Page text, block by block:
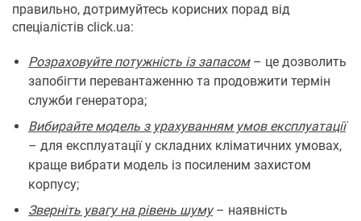
правильно, дотримуйтесь корисних порад від
спеціалістів click.ua:
Розраховуйте потужність із запасом– це дозволить
запобігти перевантаженню та продовжити термін
служби генератора;
Вибирайте модель з урахуванням умов експлуатації
– для експлуатації у складних кліматичних умовах,
краще вибрати модель із посиленим захистом
корпусу;
Зверніть увагу на рівень шуму– наявність